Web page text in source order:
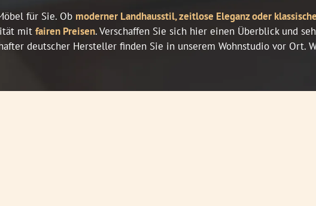
für Sie. Ob moderner Landhausstil, zeitlose Eleganz oder
mit fairen Preisen. Verschaffen Sie sich hier einen Überblick und
deutscher Hersteller finden Sie in unserem Wohnstudio vor Ort.